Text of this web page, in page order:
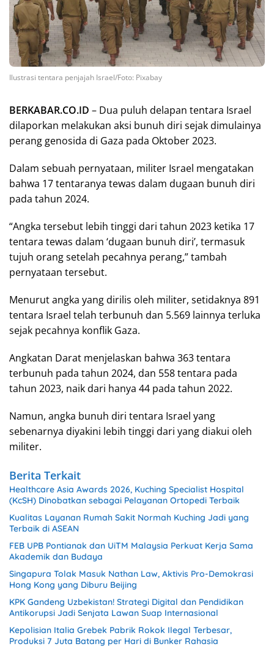
Ilustrasi tentara penjajah Israel/Foto: Pixabay
BERKABAR.CO.ID – Dua puluh delapan tentara Israel
dilaporkan melakukan aksi bunuh diri sejak dimulainya
perang genosida di Gaza pada Oktober 2023.
Dalam sebuah pernyataan, militer Israel mengatakan
bahwa 17 tentaranya tewas dalam dugaan bunuh diri
pada tahun 2024.
“Angka tersebut lebih tinggi dari tahun 2023 ketika 17
tentara tewas dalam ‘dugaan bunuh diri’, termasuk
tujuh orang setelah pecahnya perang,” tambah
pernyataan tersebut.
Menurut angka yang dirilis oleh militer, setidaknya 891
tentara Israel telah terbunuh dan 5.569 lainnya terluka
sejak pecahnya konflik Gaza.
Angkatan Darat menjelaskan bahwa 363 tentara
terbunuh pada tahun 2024, dan 558 tentara pada
tahun 2023, naik dari hanya 44 pada tahun 2022.
Namun, angka bunuh diri tentara Israel yang
sebenarnya diyakini lebih tinggi dari yang diakui oleh
militer.
Berita Terkait
Healthcare Asia Awards 2026, Kuching Specialist Hospital
(KcSH) Dinobatkan sebagai Pelayanan Ortopedi Terbaik
Kualitas Layanan Rumah Sakit Normah Kuching Jadi yang
Terbaik di ASEAN
FEB UPB Pontianak dan UiTM Malaysia Perkuat Kerja Sama
Akademik dan Budaya
Singapura Tolak Masuk Nathan Law, Aktivis Pro-Demokrasi
Hong Kong yang Diburu Beijing
KPK Gandeng Uzbekistan! Strategi Digital dan Pendidikan
Antikorupsi Jadi Senjata Lawan Suap Internasional
Kepolisian Italia Grebek Pabrik Rokok Ilegal Terbesar,
Produksi 7 Juta Batang per Hari di Bunker Rahasia